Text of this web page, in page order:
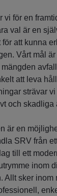
vi för en
val är en
för att kunna
Vårt mål
att leva
strävar
och skadliga
är en
SRV från
till ett
inom
Allt sker inom